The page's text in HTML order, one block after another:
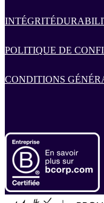
INTÉGRITÉ
POLITIQUE DE
CONDITIONS